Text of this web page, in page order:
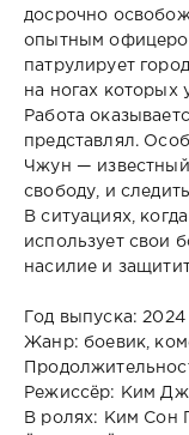
досрочно
опытным
патрулирует
на ногах которых
Работа
представлял.
Чжун —
свободу, и
В ситуациях,
использует свои
насилие и
Год выпуска: 2024
Жанр: боевик,
Режиссёр: Ким
В ролях: Ким Сон